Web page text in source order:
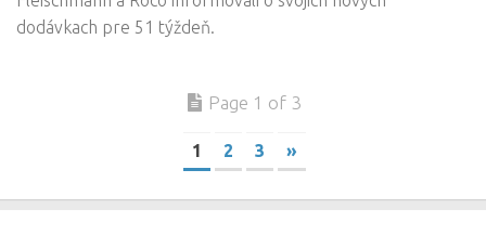
dodávkach pre 51 týždeň.
Page 1 of 3
1 2 3 »